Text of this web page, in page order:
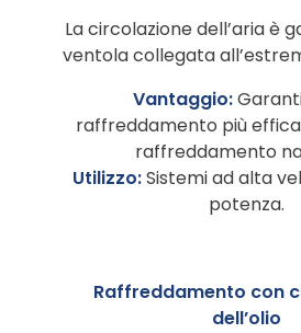
La circolazione dell’aria è
ventola collegata
Vantaggio:
raffreddamento più
raffreddamento
Utilizzo:Sistemi ad alta
potenza.
Raffreddamento con
dell’olio